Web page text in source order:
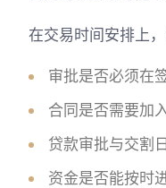
在交易时间安排上
审批是否必须在
合同是否需要加
贷款审批与交割
资金是否能按时